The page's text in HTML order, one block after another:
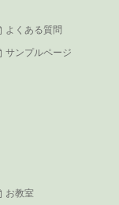
よくある質問
サンプルページ
お教室